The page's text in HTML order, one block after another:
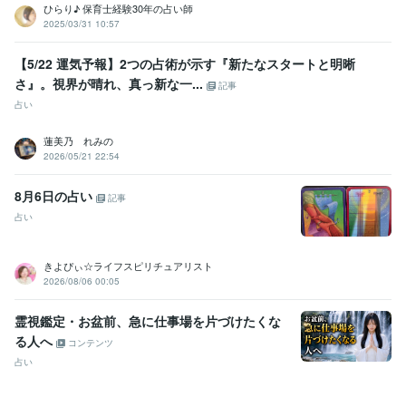
ひらり♪ 保育士経験30年の占い師
2025/03/31 10:57
【5/22 運気予報】2つの占術が示す『新たなスタートと明晰
さ』。視界が晴れ、真っ新な一...
記事
占い
蓮美乃 れみの
2026/05/21 22:54
8月6日の占い
記事
占い
きよぴぃ☆ライフスピリチュアリスト
2026/08/06 00:05
霊視鑑定・お盆前、急に仕事場を片づけたくな
る人へ
コンテンツ
占い